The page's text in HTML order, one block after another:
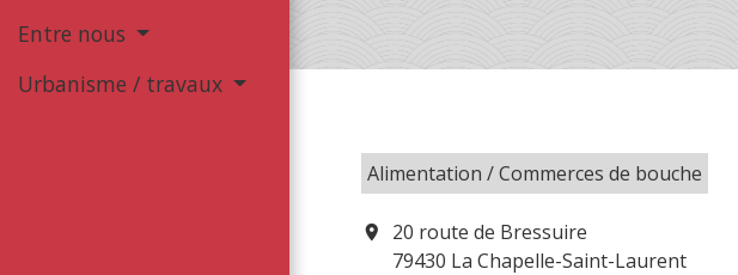
Entre nous
Urbanisme / travaux
Alimentation / Commerces de bouche
location_on
20 route de Bressuire
79430 La Chapelle-Saint-Laurent